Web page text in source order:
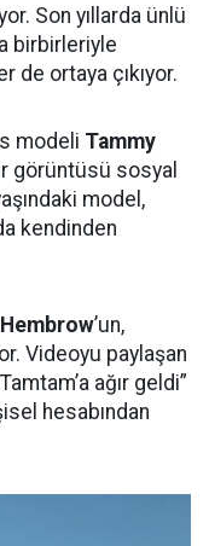
Son yıllarda ünlü
birbirleriyle
de ortaya çıkıyor.
modeli Tammy
görüntüsü sosyal
model,
kendinden
Hembrow’un,
Videoyu paylaşan
ağır geldi”
hesabından